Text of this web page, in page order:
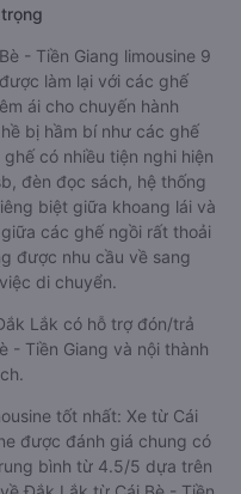
- Tiền Giang limousine 9
làm lại với các ghế
ái cho chuyến hành
bị hầm bí như các ghế
có nhiều tiện nghi hiện
đèn đọc sách, hệ thống
biệt giữa khoang lái và
các ghế ngồi rất thoải
được nhu cầu về sang
di chuyển.
Lắk có hỗ trợ đón/trả
- Tiền Giang và nội thành
tốt nhất: Xe từ Cái
được đánh giá chung có
bình từ 4.5/5 dựa trên